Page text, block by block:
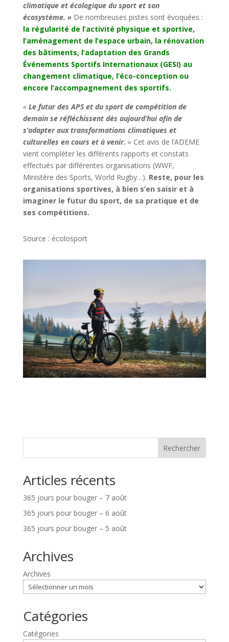
climatique et écologique du sport et son
écosystème. » De nombreuses pistes sont évoquées :
la régularité de l’activité physique et sportive,
l’aménagement de l’espace urbain, la rénovation
des bâtiments, l’adaptation des Grands
Événements Sportifs Internationaux (GESI) au
changement climatique, l’éco-conception ou
encore l’accompagnement des sportifs.
« Le futur des APS et du sport de compétition de
demain se réfléchissent dès aujourd’hui afin de
s’adapter aux transformations climatiques et
culturelles en cours et à venir. » Cet avis de l’ADEME
vient compléter les différents rapports et constats
effectués par différentes organisations (WWF,
Ministère des Sports, World Rugby…). Reste, pour les
organisations sportives, à bien s’en saisir et à
imaginer le futur du sport, de sa pratique et de
ses compétitions.
Source : écolosport
Rechercher
Articles récents
365 jours pour bouger – 7 août
365 jours pour bouger – 6 août
365 jours pour bouger – 5 août
Archives
Archives
Catégories
Catégories